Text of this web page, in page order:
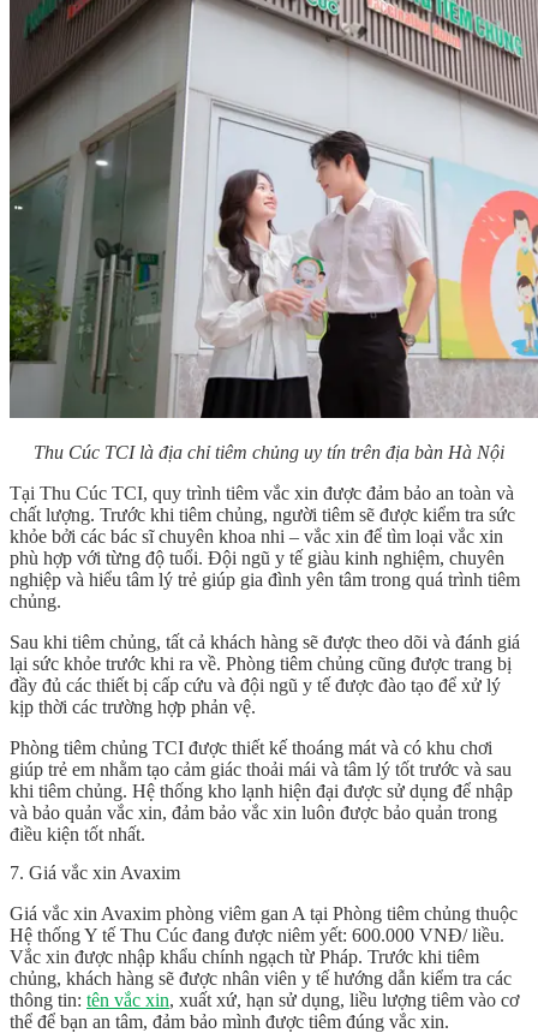
Thu Cúc TCI là địa chỉ tiêm chủng uy tín trên địa bàn Hà Nội
Tại Thu Cúc TCI, quy trình tiêm vắc xin được đảm bảo an toàn và
chất lượng. Trước khi tiêm chủng, người tiêm sẽ được kiểm tra sức
khỏe bởi các bác sĩ chuyên khoa nhi – vắc xin để tìm loại vắc xin
phù hợp với từng độ tuổi. Đội ngũ y tế giàu kinh nghiệm, chuyên
nghiệp và hiểu tâm lý trẻ giúp gia đình yên tâm trong quá trình tiêm
chủng.
Sau khi tiêm chủng, tất cả khách hàng sẽ được theo dõi và đánh giá
lại sức khỏe trước khi ra về. Phòng tiêm chủng cũng được trang bị
đầy đủ các thiết bị cấp cứu và đội ngũ y tế được đào tạo để xử lý
kịp thời các trường hợp phản vệ.
Phòng tiêm chủng TCI được thiết kế thoáng mát và có khu chơi
giúp trẻ em nhằm tạo cảm giác thoải mái và tâm lý tốt trước và sau
khi tiêm chủng. Hệ thống kho lạnh hiện đại được sử dụng để nhập
và bảo quản vắc xin, đảm bảo vắc xin luôn được bảo quản trong
điều kiện tốt nhất.
7. Giá vắc xin Avaxim
Giá vắc xin Avaxim phòng viêm gan A tại Phòng tiêm chủng thuộc
Hệ thống Y tế Thu Cúc đang được niêm yết: 600.000 VNĐ/ liều.
Vắc xin được nhập khẩu chính ngạch từ Pháp. Trước khi tiêm
chủng, khách hàng sẽ được nhân viên y tế hướng dẫn kiểm tra các
thông tin: tên vắc xin, xuất xứ, hạn sử dụng, liều lượng tiêm vào cơ
thể để bạn an tâm, đảm bảo mình được tiêm đúng vắc xin.